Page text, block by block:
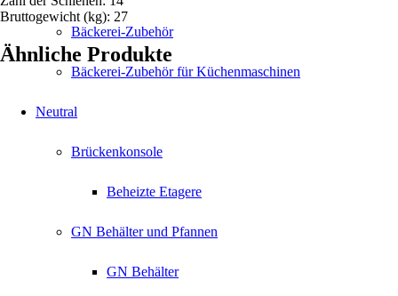
Bäckerei-Zubehör
Bäckerei-Zubehör für Küchenmaschinen
Neutral
Brückenkonsole
Beheizte Etagere
GN Behälter und Pfannen
GN Behälter
Bruttogewicht (kg): 27
Ähnliche Produkte